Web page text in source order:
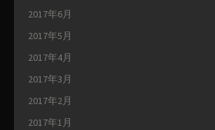
2017年6月
2017年5月
2017年4月
2017年3月
2017年2月
2017年1月